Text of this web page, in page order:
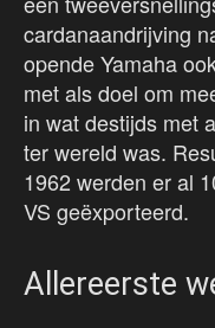
cardanaandrijving
opende Yamaha
met als doel om
in wat destijds met
ter wereld was.
1962 werden er al
VS geëxporteerd.
Allereerste